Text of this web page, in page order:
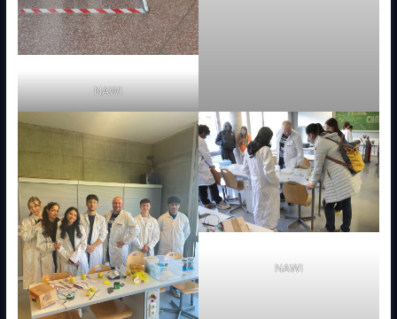
NAWI
NAWI